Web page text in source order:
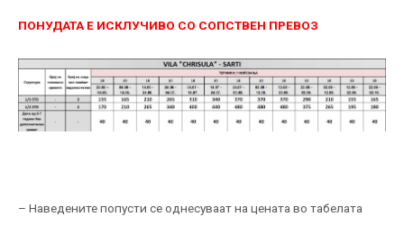
ПОНУДАТА Е ИСКЛУЧИВО СО СОПСТВЕН ПРЕВОЗ
– Наведените попусти се однесуваат на цената во табелата